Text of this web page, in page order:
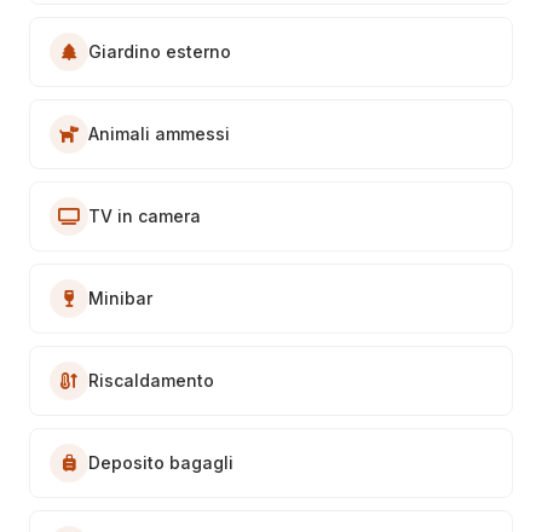
Giardino esterno
Animali ammessi
TV in camera
Minibar
Riscaldamento
Deposito bagagli